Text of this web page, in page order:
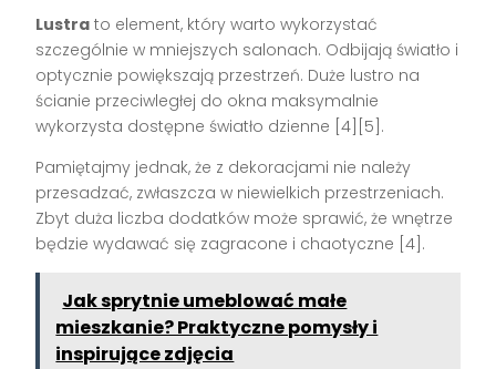
Lustra to element, który warto wykorzystać
szczególnie w mniejszych salonach. Odbijają światło i
optycznie powiększają przestrzeń. Duże lustro na
ścianie przeciwległej do okna maksymalnie
wykorzysta dostępne światło dzienne [4][5].
Pamiętajmy jednak, że z dekoracjami nie należy
przesadzać, zwłaszcza w niewielkich przestrzeniach.
Zbyt duża liczba dodatków może sprawić, że wnętrze
będzie wydawać się zagracone i chaotyczne [4].
Jak sprytnie umeblować małe
mieszkanie? Praktyczne pomysły i
inspirujące zdjęcia